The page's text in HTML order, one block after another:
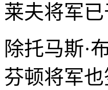
莱夫将军
除托马斯·
芬顿将军